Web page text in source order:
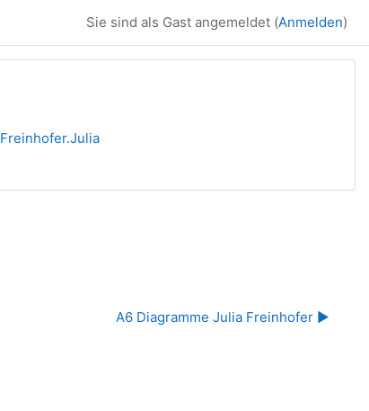
Sie sind als Gast angemeldet (Anmelden)
Freinhofer.Julia
A6 Diagramme Julia Freinhofer ▶︎